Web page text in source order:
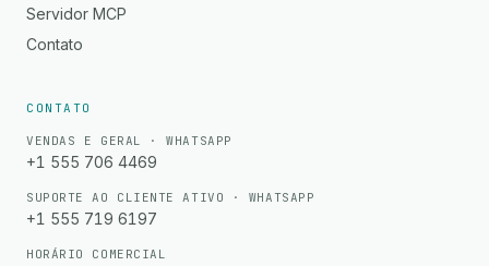
Servidor MCP
Contato
CONTATO
VENDAS E GERAL · WHATSAPP
+1 555 706 4469
SUPORTE AO CLIENTE ATIVO · WHATSAPP
+1 555 719 6197
HORÁRIO COMERCIAL